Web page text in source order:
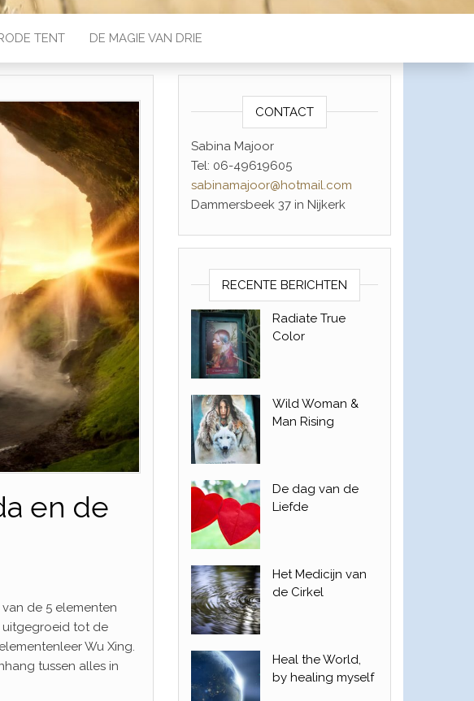
TENT DE MAGIE VAN DRIE
en de
de 5 elementen
uitgegroeid tot de
Wu Xing.
tussen alles in
CONTACT
Sabina Majoor
Tel: 06-49619605
sabinamajoor@hotmail.com
Dammersbeek 37 in Nijkerk
RECENTE BERICHTEN
Radiate True
Color
Wild Woman &
Man Rising
De dag van de
Liefde
Het Medicijn van
de Cirkel
Heal the World,
by healing myself